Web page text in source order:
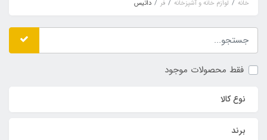
خانه لوازم خانه و آشپزخانه فر داتیس
فقط محصولات موجود
نوع کالا
برند